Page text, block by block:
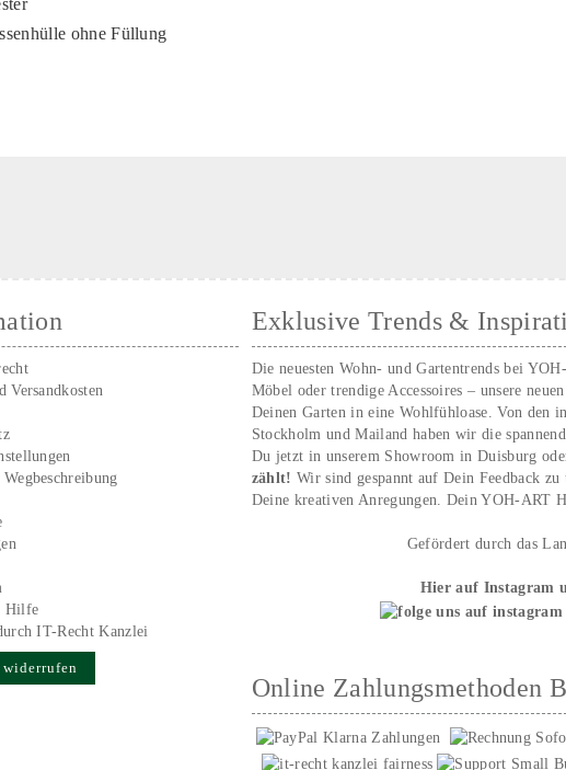
ohne Füllung
Versandkosten
Hilfe
IT-Recht Kanzlei
widerrufen
Exklusive Trends &
Die neuesten Wohn- und Gartentrends bei
Möbel oder trendige Accessoires – unsere
Deinen Garten in eine Wohlfühloase. Von den
Stockholm und Mailand haben wir die
Du jetzt in unserem Showroom in Duisburg
zählt!Wir sind gespannt auf Dein Feedback
Deine kreativen Anregungen. Dein YOH‑ART
Gefördert durch das
Hier auf Instagram
Online Zahlungsmethoden